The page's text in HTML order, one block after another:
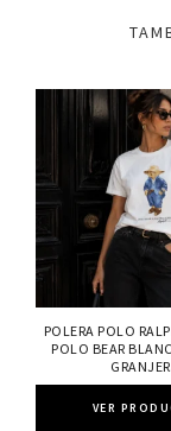
POLERA POLO
POLO BEAR
VER